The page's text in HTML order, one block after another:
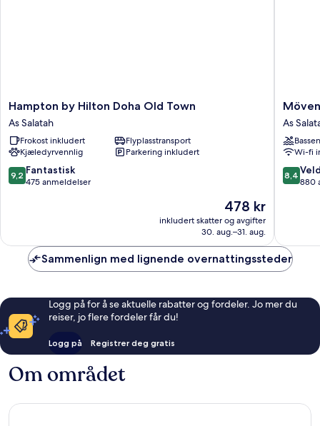
Hampton
by
Hilton
Doha
Old
Town
As
Hampton by Hilton Doha Old Town
As Salatah
Frokost inkludert
Flyplasstransport
Kjæledyrvennlig
Parkering inkludert
9.2
av
9,2 Fantastisk
475 anmeldelser
Prisen
er
478 kr
478 kr
inkludert skatter og avgifter
30. aug.–31. aug.
Hotel
Doha
As
Salatah
As
Wi-fi
8.4
av
8,4
880
Sammenlign med lignende overnattingssteder
Logg på for å se aktuelle rabatter og fordeler. Jo mer du
reiser, jo flere fordeler får du!
Logg på Registrer deg gratis
Om området